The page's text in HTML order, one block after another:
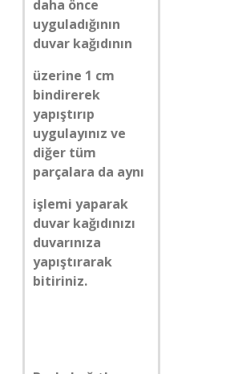
daha önce
uyguladığının
duvar kağıdının
üzerine 1 cm
bindirerek
yapıştırıp
uygulayınız ve
diğer tüm
parçalara da aynı
işlemi yaparak
duvar kağıdınızı
duvarınıza
yapıştırarak
bitiriniz.